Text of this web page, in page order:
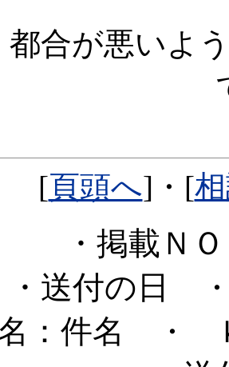
都合が悪いよ
[頁頭へ]・[
・掲載Ｎ
・送付の日
名：件名 ・